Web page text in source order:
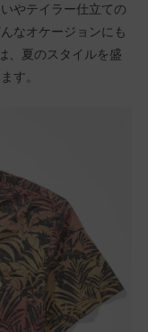
やテイラー仕立ての
なオケージョンにも
、夏のスタイルを盛
す。